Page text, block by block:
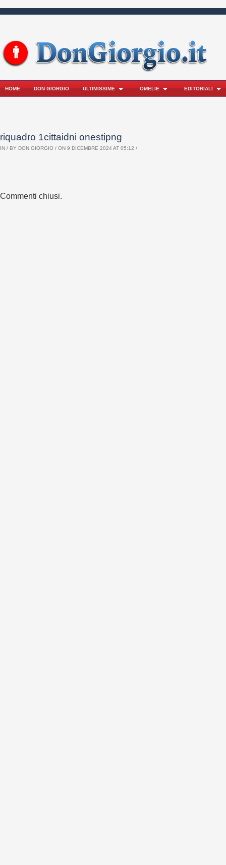
HOME DON GIORGIO ULTIMISSIME OMELIE EDITORIALI
riquadro 1cittaidni onestipng
IN / BY DON GIORGIO / ON 9 DICEMBRE 2024 AT 05:12 /
Commenti chiusi.